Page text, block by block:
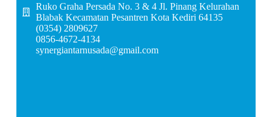
Ruko Graha Persada No. 3 & 4 Jl. Pinang Kelurahan
Blabak Kecamatan Pesantren Kota Kediri 64135
(0354) 2809627
0856-4672-4134
synergiantarnusada@gmail.com